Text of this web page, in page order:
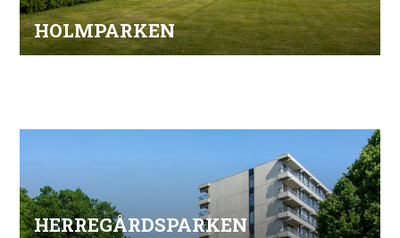
HOLMPARKEN
HERREGÅRDSPARKEN